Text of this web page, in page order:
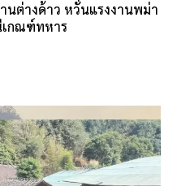
านต่างด้าว หวั่นแรงงานพม่า
กณฑ์ทหาร